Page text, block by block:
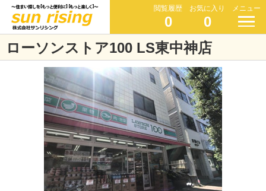
閲覧履歴
0
お気に入り
0
メニュー
ローソンストア100 LS東中神店